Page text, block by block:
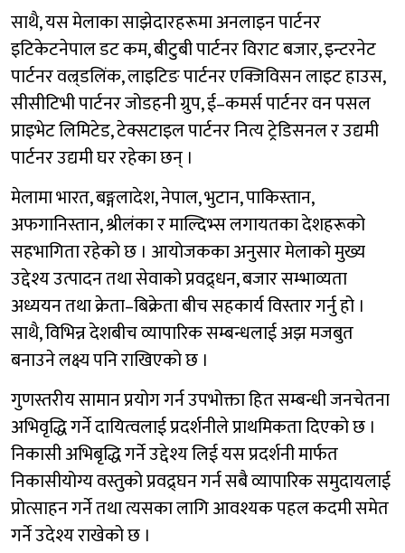
साथै, यस मेलाका साझेदारहरूमा अनलाइन पार्टनर
इटिकेटनेपाल डट कम, बीटुबी पार्टनर विराट बजार, इन्टरनेट
पार्टनर वल्र्डलिंक, लाइटिङ पार्टनर एक्जिविसन लाइट हाउस,
सीसीटिभी पार्टनर जोडहनी ग्रुप, ई–कमर्स पार्टनर वन पसल
प्राइभेट लिमिटेड, टेक्सटाइल पार्टनर नित्य ट्रेडिसनल र उद्यमी
पार्टनर उद्यमी घर रहेका छन् ।
मेलामा भारत, बङ्गलादेश, नेपाल, भुटान, पाकिस्तान,
अफगानिस्तान, श्रीलंका र माल्दिभ्स लगायतका देशहरूको
सहभागिता रहेको छ । आयोजकका अनुसार मेलाको मुख्य
उद्देश्य उत्पादन तथा सेवाको प्रवद्र्धन, बजार सम्भाव्यता
अध्ययन तथा क्रेता–बिक्रेता बीच सहकार्य विस्तार गर्नु हो ।
साथै, विभिन्न देशबीच व्यापारिक सम्बन्धलाई अझ मजबुत
बनाउने लक्ष्य पनि राखिएको छ ।
गुणस्तरीय सामान प्रयोग गर्न उपभोक्ता हित सम्बन्धी जनचेतना
अभिवृद्धि गर्ने दायित्वलाई प्रदर्शनीले प्राथमिकता दिएको छ ।
निकासी अभिबृद्धि गर्ने उद्देश्य लिई यस प्रदर्शनी मार्फत
निकासीयोग्य वस्तुको प्रवद्र्घन गर्न सबै व्यापारिक समुदायलाई
प्रोत्साहन गर्ने तथा त्यसका लागि आवश्यक पहल कदमी समेत
गर्ने उदेश्य राखेको छ ।